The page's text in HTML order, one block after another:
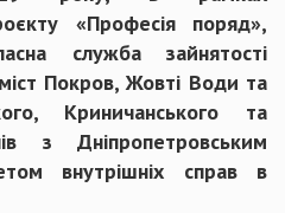
«Професія поряд»,
служба зайнятості
Покров, Жовті Води та
Криничанського та
з Дніпропетровським
внутрішніх справ в